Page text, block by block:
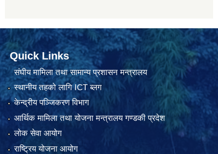
Quick Links
संघीय मामिला तथा सामान्य प्रशासन मन्त्रालय
स्थानीय तहको लागि ICT ब्लग
केन्द्रीय पञ्जिकरण विभाग
आर्थिक मामिला तथा योजना मन्त्रालय गण्डकी प्रदेश
लोक सेवा आयोग
राष्ट्रिय योजना आयोग